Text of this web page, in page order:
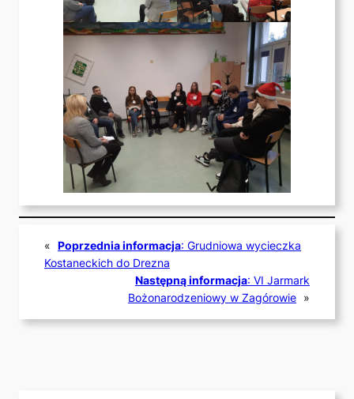
« Poprzednia informacja: Grudniowa wycieczka
Kostaneckich do Drezna
Następną informacja: VI Jarmark
Bożonarodzeniowy w Zagórowie »